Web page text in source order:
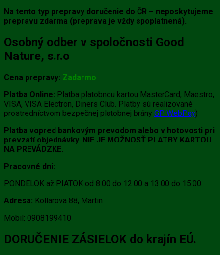
Na tento typ prepravy doručenie do ČR – neposkytujeme
prepravu zdarma (preprava je vždy spoplatnená).
Osobný odber v spoločnosti Good
Nature, s.r.o
Cena prepravy: Zadarmo
Platba Online: Platba platobnou kartou MasterCard, Maestro,
VISA, VISA Electron, Diners Club. Platby sú realizované
prostredníctvom bezpečnej platobnej brány GP WebPay)
Platba vopred bankovým prevodom alebo v hotovosti pri
prevzatí objednávky. NIE JE MOŽNOSŤ PLATBY KARTOU
NA PREVÁDZKE.
Pracovné dni:
PONDELOK až PIATOK od 8:00 do 12:00 a 13:00 do 15:00.
Adresa: Kollárova 88, Martin
Mobil: 0908199410
DORUČENIE ZÁSIELOK do krajín EÚ.